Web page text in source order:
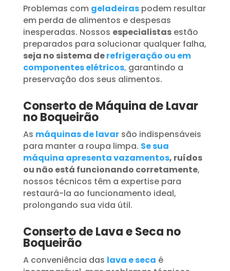
Problemas com geladeiraspodem resultar
em perda de alimentos e despesas
inesperadas. Nossos especialistasestão
preparados para solucionar qualquer falha,
seja no sistema derefrigeração ou em
componentes elétricos, garantindo a
preservação dos seus alimentos.
Conserto de Máquina de Lavar
no Boqueirão
As máquinas de lavar são indispensáveis
para manter a roupa limpa. Se sua
máquina apresenta vazamentos, ruídos
ou não está funcionando corretamente,
nossos técnicos têm a expertise para
restaurá-la ao funcionamento ideal,
prolongando sua vida útil.
Conserto de Lava e Seca no
Boqueirão
A conveniência das lava e seca é